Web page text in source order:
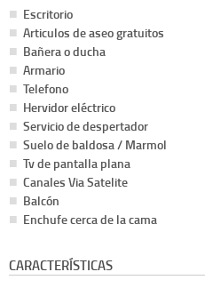
Escritorio
Articulos de aseo gratuitos
Bañera o ducha
Armario
Telefono
Hervidor eléctrico
Servicio de despertador
Suelo de baldosa / Marmol
Tv de pantalla plana
Canales Via Satelite
Balcón
Enchufe cerca de la cama
CARACTERÍSTICAS